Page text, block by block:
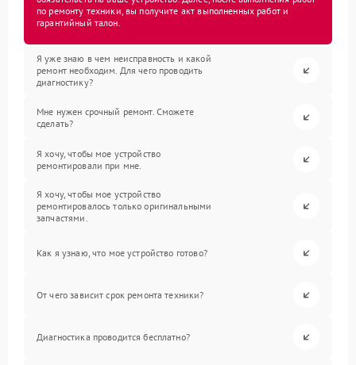
по ремонту техники, вы получите акт выполненных работ и
гарантийный талон.
Я уже знаю в чем неисправность и какой
ремонт необходим. Для чего проводить
диагностику?
Мне нужен срочный ремонт. Сможете
сделать?
Я хочу, чтобы мое устройство
ремонтировали при мне.
Я хочу, чтобы мое устройство
ремонтировалось только оригинальными
запчастями.
Как я узнаю, что мое устройство готово?
От чего зависит срок ремонта техники?
Диагностика проводится бесплатно?